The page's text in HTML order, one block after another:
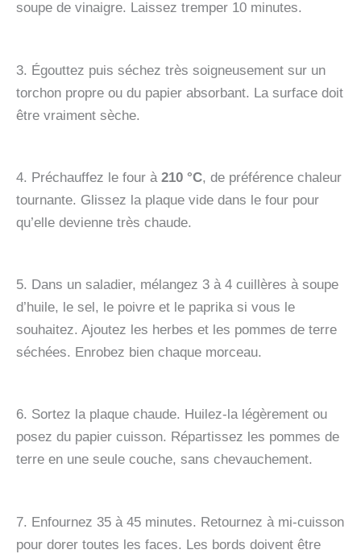
soupe de vinaigre. Laissez tremper 10 minutes.
3. Égouttez puis séchez très soigneusement sur un
torchon propre ou du papier absorbant. La surface doit
être vraiment sèche.
4. Préchauffez le four à 210 °C, de préférence chaleur
tournante. Glissez la plaque vide dans le four pour
qu’elle devienne très chaude.
5. Dans un saladier, mélangez 3 à 4 cuillères à soupe
d’huile, le sel, le poivre et le paprika si vous le
souhaitez. Ajoutez les herbes et les pommes de terre
séchées. Enrobez bien chaque morceau.
6. Sortez la plaque chaude. Huilez-la légèrement ou
posez du papier cuisson. Répartissez les pommes de
terre en une seule couche, sans chevauchement.
7. Enfournez 35 à 45 minutes. Retournez à mi-cuisson
pour dorer toutes les faces. Les bords doivent être